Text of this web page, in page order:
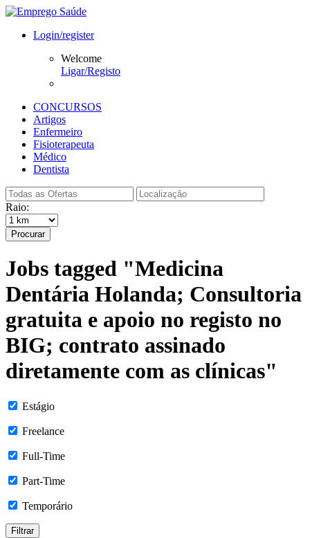
Login/register
Welcome
Ligar/Registo
CONCURSOS
Artigos
Enfermeiro
Fisioterapeuta
Médico
Dentista
Raio:
Procurar
Jobs tagged "Medicina
Dentária Holanda; Consultoria
gratuita e apoio no registo no
BIG; contrato assinado
diretamente com as clínicas"
Estágio
Freelance
Full-Time
Part-Time
Temporário